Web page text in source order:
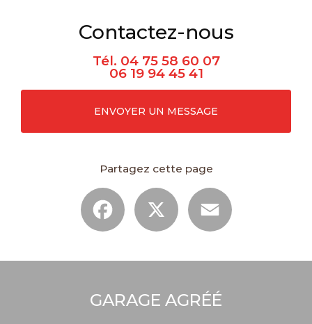
Contactez-nous
Tél. 04 75 58 60 07
06 19 94 45 41
ENVOYER UN MESSAGE
Partagez cette page
Facebook
GARAGE AGRÉÉ